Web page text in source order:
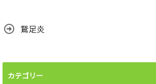
鵞足炎
カテゴリー